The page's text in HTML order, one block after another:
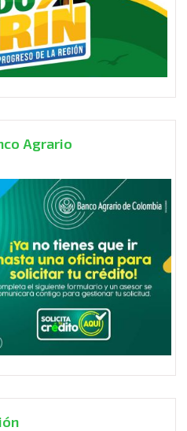
Agrario